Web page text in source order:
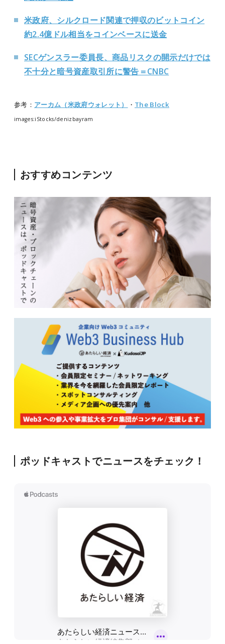
米政府、シルクロード関連で押収のビットコイン
約2.4億ドル相当をコインベースに送金
SECゲンスラー委員長、商品リスクの開示だけでは
不十分と暗号資産取引所に警告＝CNBC
参考： アーカム（米政府ウォレット） ・ The Block
images:iStocks/denizbayram
おすすめコンテンツ
ポッドキャストでニュースをチェック！